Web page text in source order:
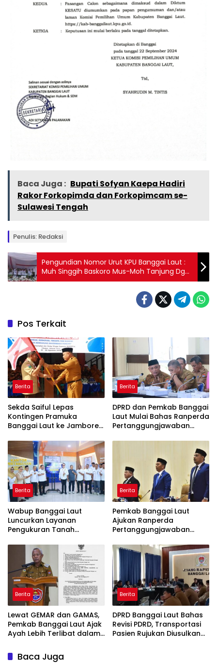
Baca Juga : Bupati Sofyan Kaepa Hadiri
Rakor Forkopimda dan Forkopimcam se-
Sulawesi Tengah
Penulis: Redaksi
Pengundian Nomor Urut KPU Banggai Laut :
Muh Singgih Baskoro Mus-Moh Tanjung Dg
Pawara (1) Sofyan Kaepa-Ablit H.Ilyas (2)
Rusli Banun-Rasis Abdulla (3) Siddin Piadjo-
Pos Terkait
Berita
Sekda Saiful Lepas
Kontingen Pramuka
Banggai Laut ke Jambore
Jaga Nama Daerah
Berita
DPRD dan Pemkab Banggai
Laut Mulai Bahas Ranperda
Pertanggungjawaban
Berita
Wabup Banggai Laut
Luncurkan Layanan
Pengukuran Tanah
Akses dan Tingkatkan
Kepastian Hukum
Berita
Pemkab Banggai Laut
Ajukan Ranperda
Pertanggungjawaban
Pendapatan Tembus 97,02
Persen
Berita
Lewat GEMAR dan GAMAS,
Pemkab Banggai Laut Ajak
Ayah Lebih Terlibat dalam
Berita
DPRD Banggai Laut Bahas
Revisi PDRD, Transportasi
Pasien Rujukan Diusulkan
Baca Juga